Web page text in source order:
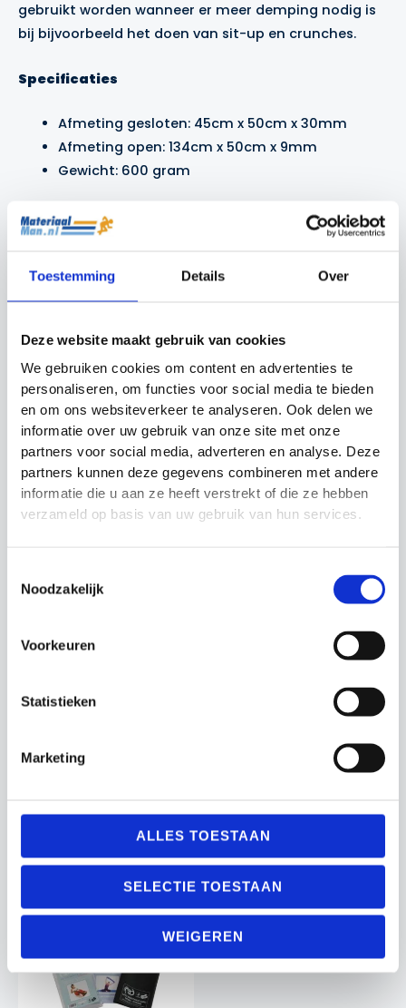
Toestemming Details Over
Deze website maakt gebruik van cookies
We gebruiken cookies om content en advertenties te
personaliseren, om functies voor social media te bieden
en om ons websiteverkeer te analyseren. Ook delen we
informatie over uw gebruik van onze site met onze
partners voor social media, adverteren en analyse. Deze
partners kunnen deze gegevens combineren met andere
informatie die u aan ze heeft verstrekt of die ze hebben
verzameld op basis van uw gebruik van hun services.
Noodzakelijk
Voorkeuren
Statistieken
Marketing
ALLES TOESTAAN
SELECTIE TOESTAAN
WEIGEREN
gebruikt worden wanneer er meer demping nodig is
bij bijvoorbeeld het doen van sit-up en crunches.
Specificaties
Afmeting gesloten: 45cm x 50cm x 30mm
Afmeting open: 134cm x 50cm x 9mm
Gewicht: 600 gram
Actie!
Actie!
Urban Fitness 4mm
yoga mat
Fitnessmat
€23.99Oorspronkelijke
€ 17.99Huidige
Lateral Resistor
Precision Training
Overspeed trainer
€14.99 Oorspronkelijke
€ 12.99Huidige
Weerstandtraining
Prijsklasse:
tot
€21.99
Fitness
€22.99
tot